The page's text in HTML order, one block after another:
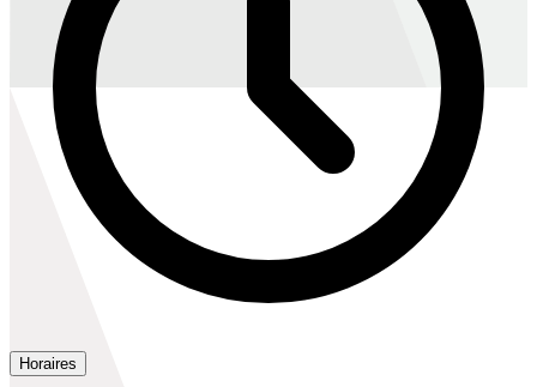
Horaires